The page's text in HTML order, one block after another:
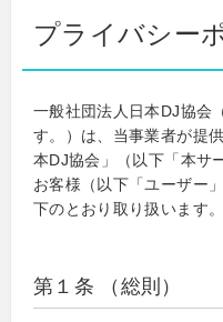
プライバシー
一般社団法人日本DJ協会
す。）は、当事業者が提
本DJ協会」（以下「本サ
お客様（以下「ユーザー
下のとおり取り扱います。
第１条 （総則）